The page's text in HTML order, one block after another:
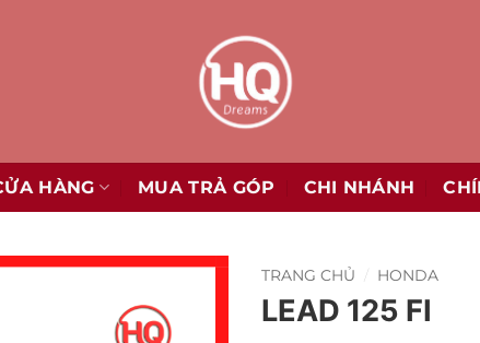
HÀNG MUA TRẢ GÓP CHI NHÁNH
TRANG CHỦ HONDA
LEAD 125 FI